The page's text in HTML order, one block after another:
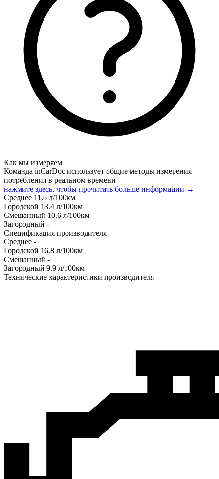
Как мы измеряем
Команда inCarDoc использует общие методы измерения
потребления в реальном времени
нажмите здесь, чтобы прочитать больше информации →
Среднее 11.6 л/100км
Городской 13.4 л/100км
Смешанный 10.6 л/100км
Загородный -
Спецификация производителя
Среднее -
Городской 16.8 л/100км
Смешанный -
Загородный 9.9 л/100км
Технические характеристики производителя